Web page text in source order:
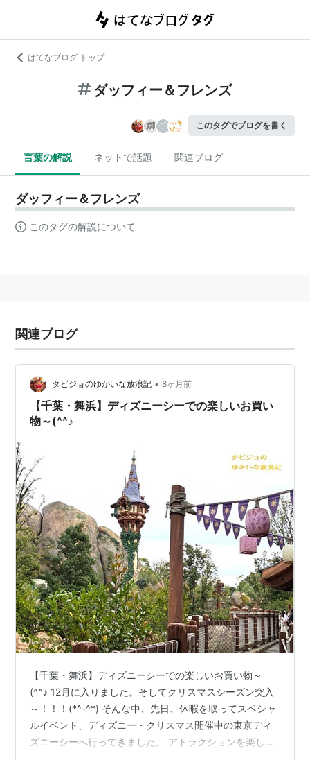
はてなブログ トップ
ダッフィー＆フレンズ
このタグでブログを書く
言葉の解説 ネットで話題 関連ブログ
ダッフィー＆フレンズ
このタグの解説について
関連ブログ
タビジョのゆかいな放浪記 • 8ヶ月前
【千葉・舞浜】ディズニーシーでの楽しいお買い
物～(^^♪
【千葉・舞浜】ディズニーシーでの楽しいお買い物～
(^^♪ 12月に入りました。そしてクリスマスシーズン突入
～！！！(*^-^*) そんな中、先日、休暇を取ってスペシャ
ルイベント、ディズニー・クリスマス開催中の東京ディ
ズニーシーへ行ってきました。 アトラクションを楽しん